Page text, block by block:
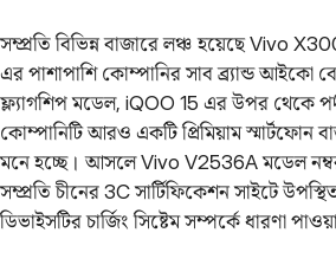
সম্প্রতি বিভিন্ন বাজারে লঞ্চ হয়েছে Vivo
এর পাশাপাশি কোম্পানির সাব ব্র্যান্ড আইকো
ফ্ল্যাগশিপ মডেল, iQOO 15 এর উপর থেকে
কোম্পানিটি আরও একটি প্রিমিয়াম স্মার্টফোন
মনে হচ্ছে। আসলে Vivo V2536A মডেল
সম্প্রতি চীনের 3C সার্টিফিকেশন সাইটে
ডিভাইসটির চার্জিং সিষ্টেম সম্পর্কে ধারণা